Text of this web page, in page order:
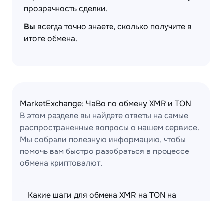
прозрачность сделки.
Вы всегда точно знаете, сколько получите в
итоге обмена.
MarketExchange: ЧаВо по обмену XMR и TON
В этом разделе вы найдете ответы на самые
распространенные вопросы о нашем сервисе.
Мы собрали полезную информацию, чтобы
помочь вам быстро разобраться в процессе
обмена криптовалют.
Какие шаги для обмена XMR на TON на